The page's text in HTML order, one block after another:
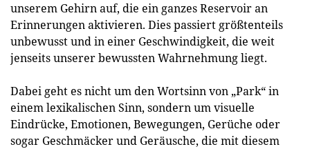
unserem Gehirn auf, die ein ganzes Reservoir an
Erinnerungen aktivieren. Dies passiert größtenteils
unbewusst und in einer Geschwindigkeit, die weit
jenseits unserer bewussten Wahrnehmung liegt.
Dabei geht es nicht um den Wortsinn von „Park“ in
einem lexikalischen Sinn, sondern um visuelle
Eindrücke, Emotionen, Bewegungen, Gerüche oder
sogar Geschmäcker und Geräusche, die mit diesem